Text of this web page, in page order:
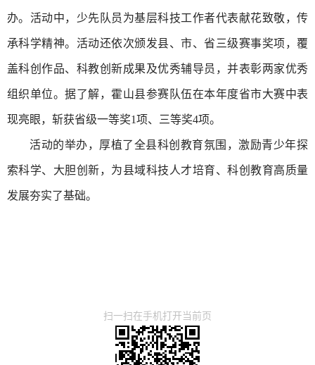
办。活动中，少先队员为基层科技工作者代表献花致敬，传
承科学精神。活动还依次颁发县、市、省三级赛事奖项，覆
盖科创作品、科教创新成果及优秀辅导员，并表彰两家优秀
组织单位。据了解，霍山县参赛队伍在本年度省市大赛中表
现亮眼，斩获省级一等奖1项、三等奖4项。
活动的举办，厚植了全县科创教育氛围，激励青少年探
索科学、大胆创新，为县域科技人才培育、科创教育高质量
发展夯实了基础。
扫一扫在手机打开当前页